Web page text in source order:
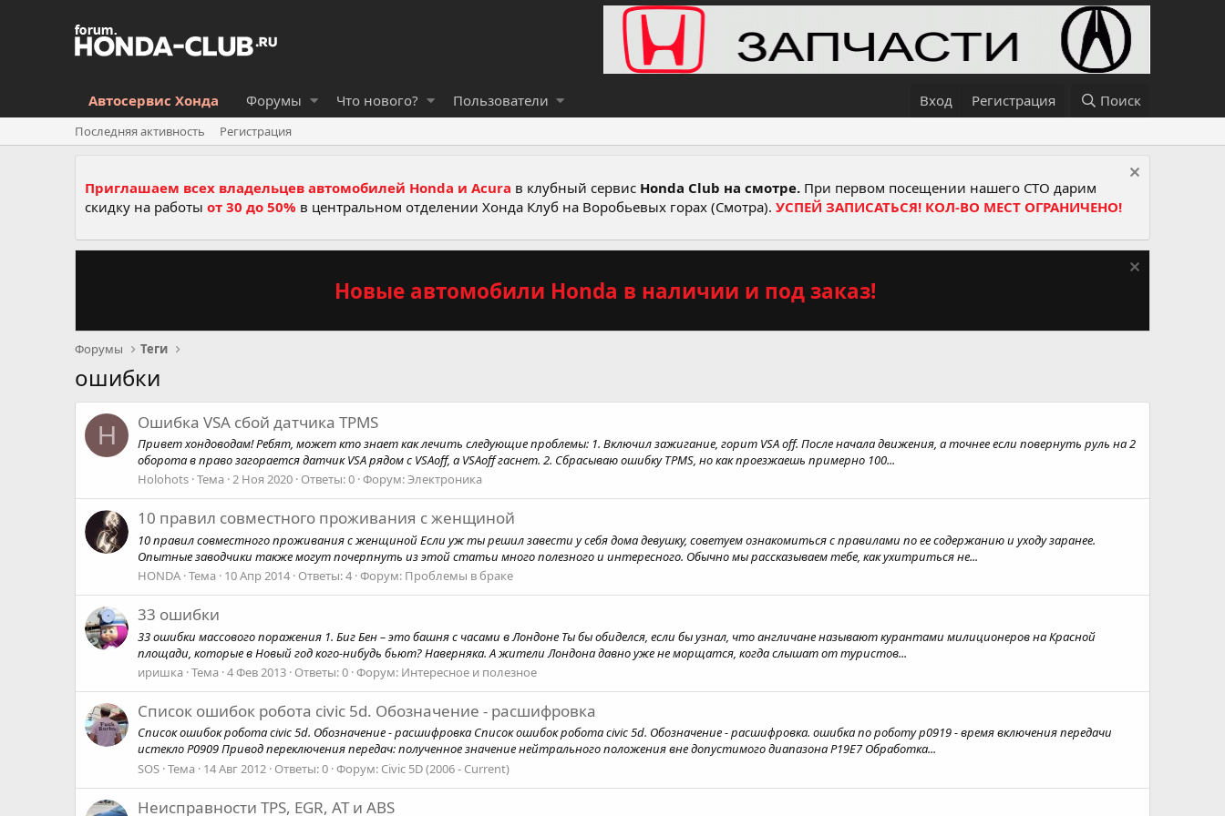
Автосервис Хонда Форумы Что нового? Пользователи Вход Регистрация Поиск
Последняя активность Регистрация
Приглашаем всех владельцев автомобилей Honda и Acura в клубный сервис Honda Club на смотре. При первом посещении нашего СТО дарим
скидку на работы от 30 до 50% в центральном отделении Хонда Клуб на Воробьевых горах (Смотра). УСПЕЙ ЗАПИСАТЬСЯ! КОЛ-ВО МЕСТ ОГРАНИЧЕНО!
Новые автомобили Honda в наличии и под заказ!
Форумы Теги
ошибки
H Ошибка VSA сбой датчика TPMS
Привет хондоводам! Ребят, может кто знает как лечить следующие проблемы: 1. Включил зажигание, горит VSA off. После начала движения, а точнее если повернуть руль на 2
оборота в право загорается датчик VSA рядом с VSAoff, а VSAoff гаснет. 2. Сбрасываю ошибку TPMS, но как проезжаешь примерно 100...
Holohots Тема 2 Ноя 2020 Ответы: 0 Форум:Электроника
10 правил совместного проживания с женщиной
10 правил совместного проживания с женщиной Если уж ты решил завести у себя дома девушку, советуем ознакомиться с правилами по ее содержанию и уходу заранее.
Опытные заводчики также могут почерпнуть из этой статьи много полезного и интересного. Обычно мы рассказываем тебе, как ухитриться не...
HONDA Тема 10 Апр 2014 Ответы: 4 Форум: Проблемы в браке
33 ошибки
33 ошибки массового поражения 1. Биг Бен – это башня с часами в Лондоне Ты бы обиделся, если бы узнал, что англичане называют курантами милиционеров на Красной
площади, которые в Новый год кого-нибудь бьют? Наверняка. А жители Лондона давно уже не морщатся, когда слышат от туристов...
иришка Тема 4 Фев 2013 Ответы: 0 Форум: Интересное и полезное
Список ошибок робота civic 5d. Обозначение - расшифровка
Список ошибок робота civic 5d. Обозначение - расшифровка Список ошибок робота civic 5d. Обозначение - расшифровка. ошибка по роботу p0919 - время включения передачи
истекло P0909 Привод переключения передач: полученное значение нейтрального положения вне допустимого диапазона P19E7 Обработка...
SOS Тема 14 Авг 2012 Ответы: 0 Форум: Civic 5D (2006 - Current)
Неисправности TPS, EGR, AT и ABS